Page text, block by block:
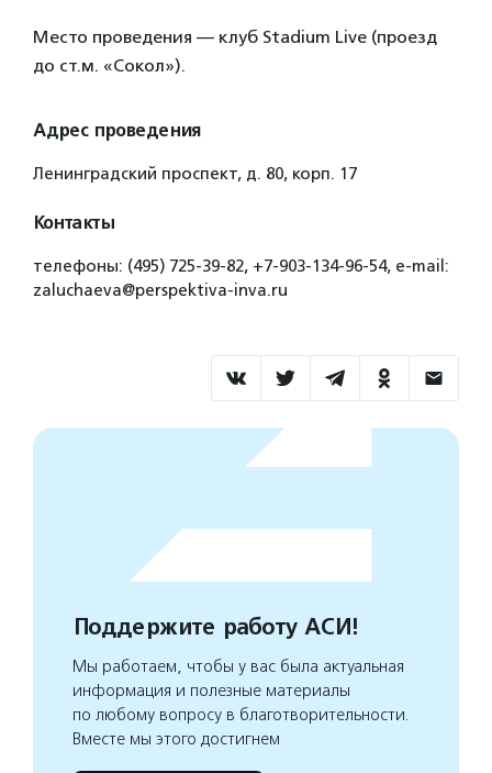
Место проведения — клуб Stadium Live (проезд
до ст.м. «Сокол»).
Адрес проведения
Ленинградский проспект, д. 80, корп. 17
Контакты
телефоны: (495) 725-39-82, +7-903-134-96-54, e-mail:
zaluchaeva@perspektiva-inva.ru
Поддержите работу АСИ!
Мы работаем, чтобы у вас была актуальная
информация и полезные материалы
по любому вопросу в благотворительности.
Вместе мы этого достигнем